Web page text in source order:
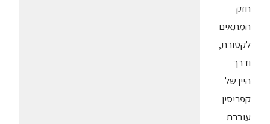
חזק
המתאים
לקטורת,
ודרך
היין של
קפריסין
עוברת